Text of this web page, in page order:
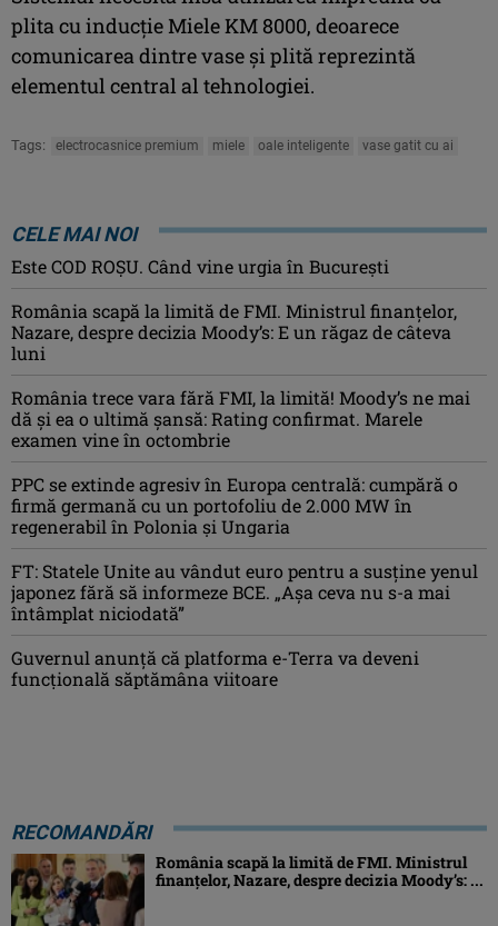
plita cu inducție Miele KM 8000, deoarece
comunicarea dintre vase și plită reprezintă
elementul central al tehnologiei.
Tags: electrocasnice premium miele oale inteligente vase gatit cu ai
CELE MAI NOI
Este COD ROŞU. Când vine urgia în Bucureşti
România scapă la limită de FMI. Ministrul finanțelor,
Nazare, despre decizia Moody’s: E un răgaz de câteva
luni
România trece vara fără FMI, la limită! Moody’s ne mai
dă și ea o ultimă șansă: Rating confirmat. Marele
examen vine în octombrie
PPC se extinde agresiv în Europa centrală: cumpără o
firmă germană cu un portofoliu de 2.000 MW în
regenerabil în Polonia și Ungaria
FT: Statele Unite au vândut euro pentru a susține yenul
japonez fără să informeze BCE. „Așa ceva nu s-a mai
întâmplat niciodată”
Guvernul anunță că platforma e-Terra va deveni
funcţională săptămâna viitoare
RECOMANDĂRI
România scapă la limită de FMI. Ministrul
finanțelor, Nazare, despre decizia Moody’s: ...